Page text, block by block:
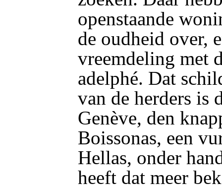
openstaande
de oudheid over,
vreemdeling met
adelphé. Dat
van de herders is
Genève, den
Boissonas, een
Hellas, onder
heeft dat meer